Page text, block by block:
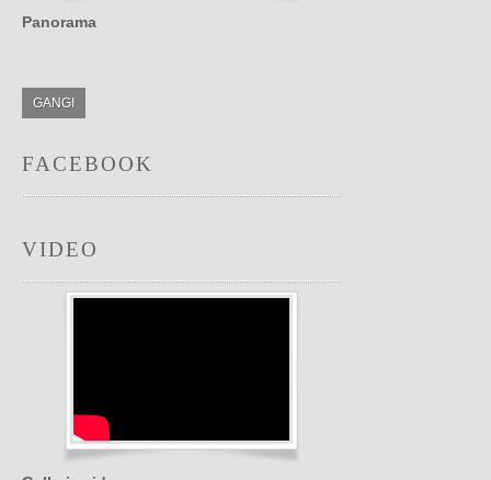
Panorama
GANGI
FACEBOOK
VIDEO